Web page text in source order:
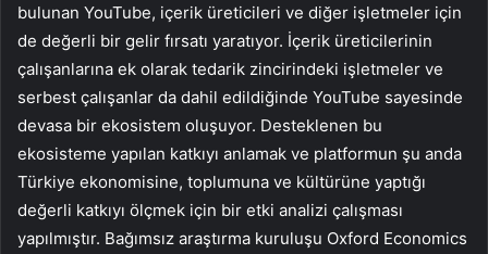
bulunan YouTube, içerik üreticileri ve diğer işletmeler için
de değerli bir gelir fırsatı yaratıyor. İçerik üreticilerinin
çalışanlarına ek olarak tedarik zincirindeki işletmeler ve
serbest çalışanlar da dahil edildiğinde YouTube sayesinde
devasa bir ekosistem oluşuyor. Desteklenen bu
ekosisteme yapılan katkıyı anlamak ve platformun şu anda
Türkiye ekonomisine, toplumuna ve kültürüne yaptığı
değerli katkıyı ölçmek için bir etki analizi çalışması
yapılmıştır. Bağımsız araştırma kuruluşu Oxford Economics